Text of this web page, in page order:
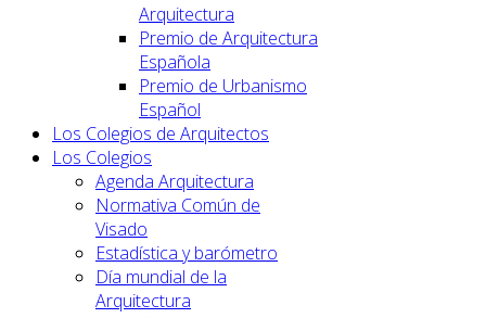
Arquitectura
Premio de Arquitectura
Española
Premio de Urbanismo
Español
Los Colegios de Arquitectos
Los Colegios
Agenda Arquitectura
Normativa Común de
Visado
Estadística y barómetro
Día mundial de la
Arquitectura